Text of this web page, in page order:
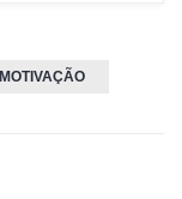
MOTIVAÇÃO